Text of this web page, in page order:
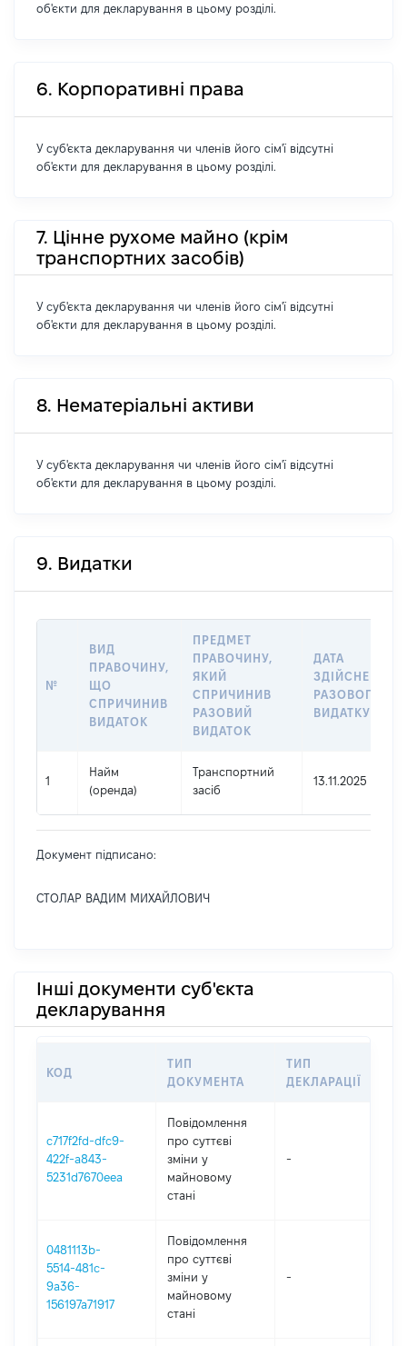
об'єкти для декларування в цьому розділі.
6. Корпоративні права
У суб'єкта декларування чи членів його сім'ї відсутні
об'єкти для декларування в цьому розділі.
7. Цінне рухоме майно (крім
транспортних засобів)
У суб'єкта декларування чи членів його сім'ї відсутні
об'єкти для декларування в цьому розділі.
8. Нематеріальні активи
У суб'єкта декларування чи членів його сім'ї відсутні
об'єкти для декларування в цьому розділі.
9. Видатки
№
ВИД
ПРАВОЧИНУ,
ЩО
СПРИЧИНИВ
ВИДАТОК
ПРЕДМЕТ
ПРАВОЧИНУ,
ЯКИЙ
СПРИЧИНИВ
РАЗОВИЙ
ВИДАТОК
ДАТА
ЗДІЙСНЕННЯ
РАЗОВОГО
ВИДАТКУ
1
Найм
(оренда)
Транспортний
засіб
13.11.2025
Документ підписано:
СТОЛАР ВАДИМ МИХАЙЛОВИЧ
Інші документи суб'єкта
декларування
КОД
ТИП
ДОКУМЕНТА
ТИП
ДЕКЛАРАЦІЇ
c717f2fd-dfc9-
422f-a843-
5231d7670eea
Повідомлення
про суттєві
зміни y
майновому
стані
-
0481113b-
5514-481c-
9a36-
156197a71917
Повідомлення
про суттєві
зміни y
майновому
стані
-